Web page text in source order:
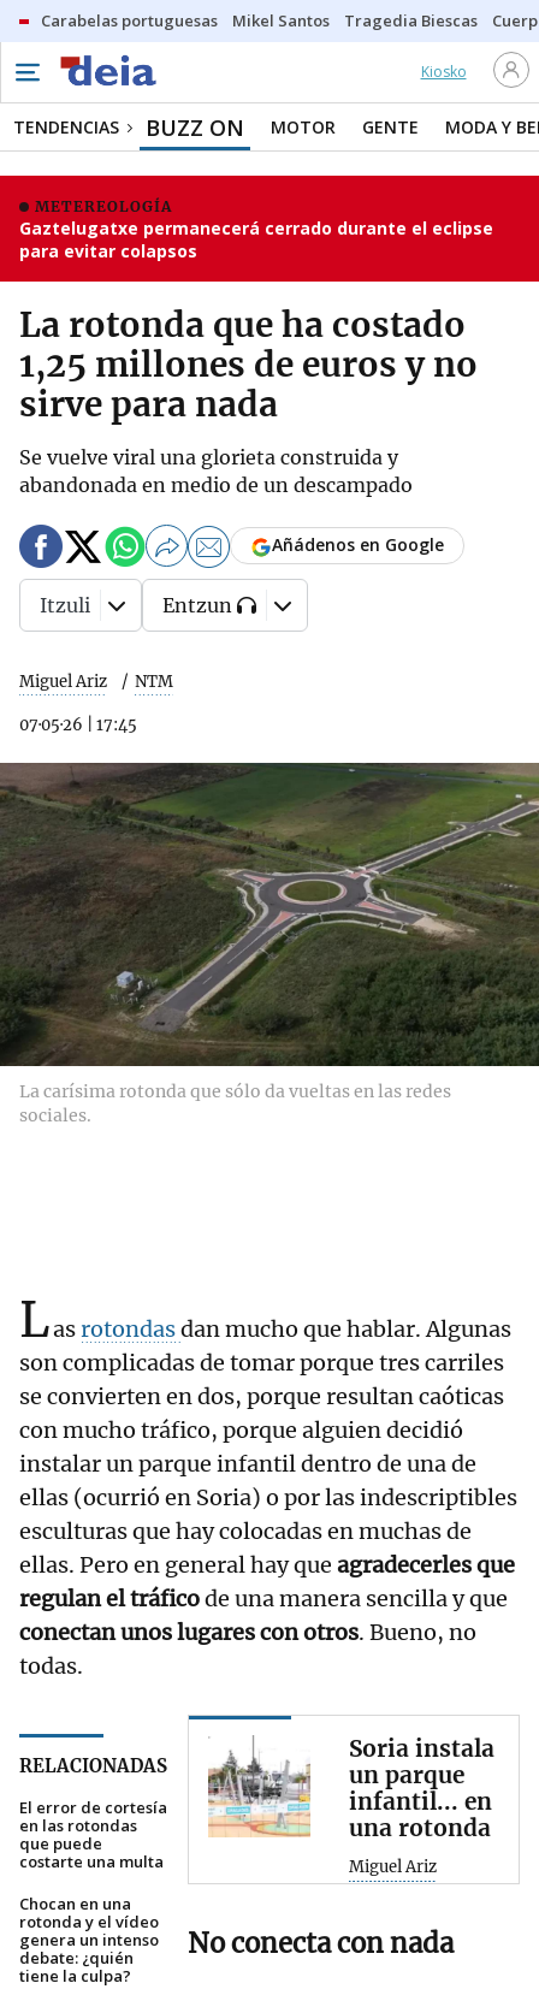
Carabelas portuguesas Mikel Santos Tragedia Biescas
Kiosko
TENDENCIAS BUZZ ON MOTOR GENTE MODA Y
METEREOLOGÍA
Gaztelugatxe permanecerá cerrado durante el eclipse
para evitar colapsos
La rotonda que ha costado
1,25 millones de euros y no
sirve para nada
Se vuelve viral una glorieta construida y
abandonada en medio de un descampado
Miguel Ariz NTM
07·05·26 17:45
Añádenos en Google
Itzuli Entzun
La carísima rotonda que sólo da vueltas en las redes
sociales.
Lasrotondasdan mucho que hablar. Algunas
son complicadas de tomar porque tres carriles
se convierten en dos, porque resultan caóticas
con mucho tráfico, porque alguien decidió
instalar un parque infantil dentro de una de
ellas (ocurrió en Soria) o por las indescriptibles
esculturas que hay colocadas en muchas de
ellas. Pero en general hay que agradecerles que
regulan el tráficode una manera sencilla y que
conectan unos lugares con otros. Bueno, no
todas.
RELACIONADAS
El error de cortesía
en las rotondas
que puede
costarte una multa
Chocan en una
rotonda y el vídeo
genera un intenso
debate: ¿quién
tiene la culpa?
Soria instala
un parque
infantil... en
una rotonda
Miguel Ariz
No conecta con nada